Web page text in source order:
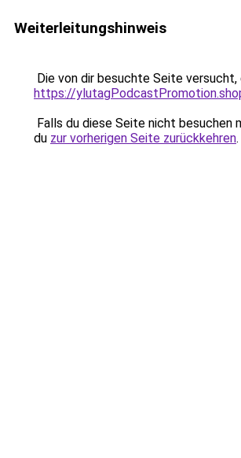
Weiterleitungshinweis
Die von dir besuchte Seite versucht,
https://
Falls du diese Seite nicht besuchen
du zur vorherigen Seite zurückkehren.